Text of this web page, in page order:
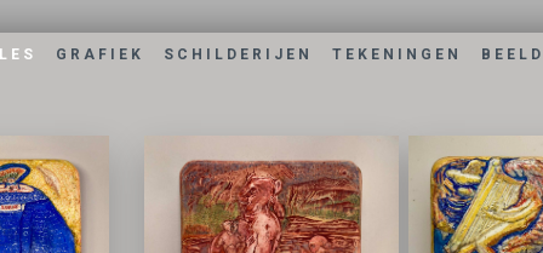
GRAFIEK SCHILDERIJEN TEKENINGEN